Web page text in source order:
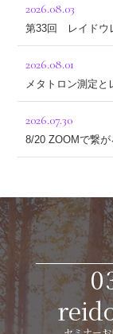
2026.08.03
第33回 レイドウ
2026.08.01
メタトロン測定と
2026.07.30
8/20 ZOOMで繋